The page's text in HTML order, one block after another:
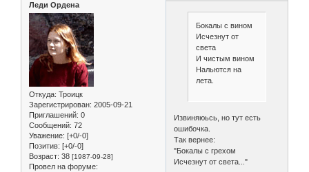
Леди Ордена
Откуда: Троицк
Зарегистрирован: 2005-09-21
Приглашений: 0
Сообщений: 72
Уважение: [+0/-0]
Позитив: [+0/-0]
Возраст: 38 [1987-09-28]
Провел на форуме:
Бокалы с вином
Исчезнут от
света
И чистым вином
Нальются на
лета.
Извиняюьсь, но тут есть
ошибочка.
Так вернее:
"Бокалы с грехом
Исчезнут от света..."